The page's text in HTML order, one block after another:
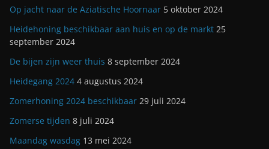
Op jacht naar de Aziatische Hoornaar 5 oktober 2024
Heidehoning beschikbaar aan huis en op de markt 25
september 2024
De bijen zijn weer thuis 8 september 2024
Heidegang 2024 4 augustus 2024
Zomerhoning 2024 beschikbaar 29 juli 2024
Zomerse tijden 8 juli 2024
Maandag wasdag 13 mei 2024